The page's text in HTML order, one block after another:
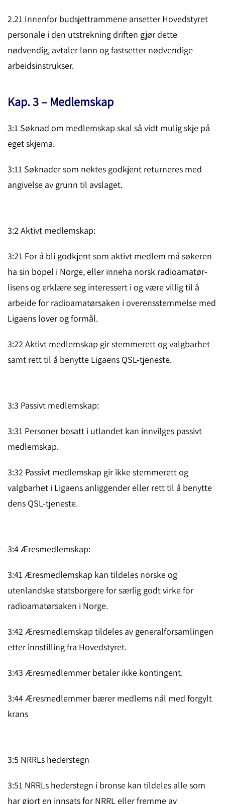
2.21 Innenfor budsjettrammene ansetter Hovedstyret
personale i den utstrekning driften gjør dette
nødvendig, avtaler lønn og fastsetter nødvendi­ge
arbeids­instruk­ser.
Kap. 3 – Medlemskap
3:1 Søknad om medlemskap skal så vidt mulig skje på
eget skje­ma.
3:11 Søknader som nektes godkjent returneres med
angivelse av grunn til avslaget.
3:2 Aktivt medlemskap:
3:21 For å bli godkjent som aktivt medlem må søkeren
ha sin bopel i Norge, eller inneha norsk ­radioamatør­
lisens og erklære seg interes­sert i og være villig til å
arbeide for radioamatør­sa­ken i over­ensstem­melse med
Ligaens lover og formål.
3:22 Aktivt medlemskap gir stemmerett og valgbarhet
samt rett til å benyt­te Ligaens QSL-tjeneste.
3:3 Passivt medlemskap:
3:31 Personer bosatt i utlandet kan innvilges passivt
medlemskap.
3:32 Passivt medlemskap gir ikke stemmerett og
valgbarhet i Liga­ens anlig­gen­der eller rett til å benytte
dens QSL-tjenes­te.
3:4 Æresmedlemskap:
3:41 Æresmedlemskap kan tildeles norske og
utenlandske statsborg­ere for særlig godt virke for
radioamatørsaken i Norge.
3:42 Æresmedlemskap tildeles av generalforsamlingen
etter innstil­ling fra Hovedsty­ret.
3:43 Æresmedlemmer betaler ikke kontingent.
3:44 Æresmedlemmer bærer medlems nål med forgylt
krans
3:5 NRRLs hederstegn
3:51 NRRLs hederstegn i bronse kan tildeles alle som
har gjort en innsats for NRRL eller fremme av